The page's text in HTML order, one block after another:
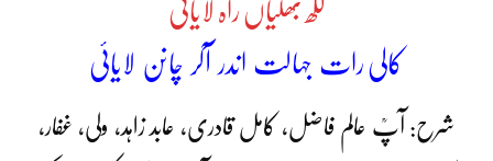
لکھ بھلیاں راہ لایائی
کالی رات جہالت اندر آکر چانن لایائی
شرح: آپؒ عالم فاضل، کامل قادری، عابد زاہد، ولی، غفار،